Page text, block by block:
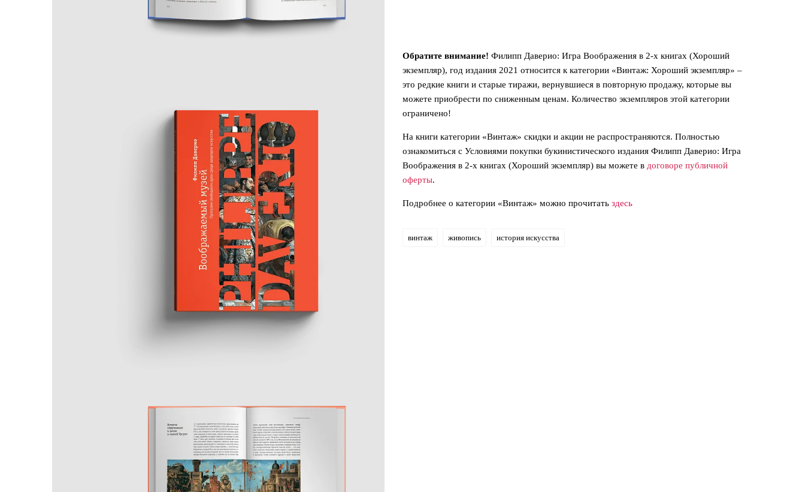
Обратите внимание! Филипп Даверио: Игра Воображения в 2-х книгах (Хороший
экземпляр), год издания 2021 относится к категории «Винтаж: Хороший экземпляр» –
это редкие книги и старые тиражи, вернувшиеся в повторную продажу, которые вы
можете приобрести по сниженным ценам. Количество экземпляров этой категории
ограничено!
На книги категории «Винтаж» скидки и акции не распространяются. Полностью
ознакомиться с Условиями покупки букинистического издания Филипп Даверио: Игра
Воображения в 2-х книгах (Хороший экземпляр) вы можете в договоре публичной
оферты.
Подробнее о категории «Винтаж» можно прочитать здесь
винтаж живопись история искусства